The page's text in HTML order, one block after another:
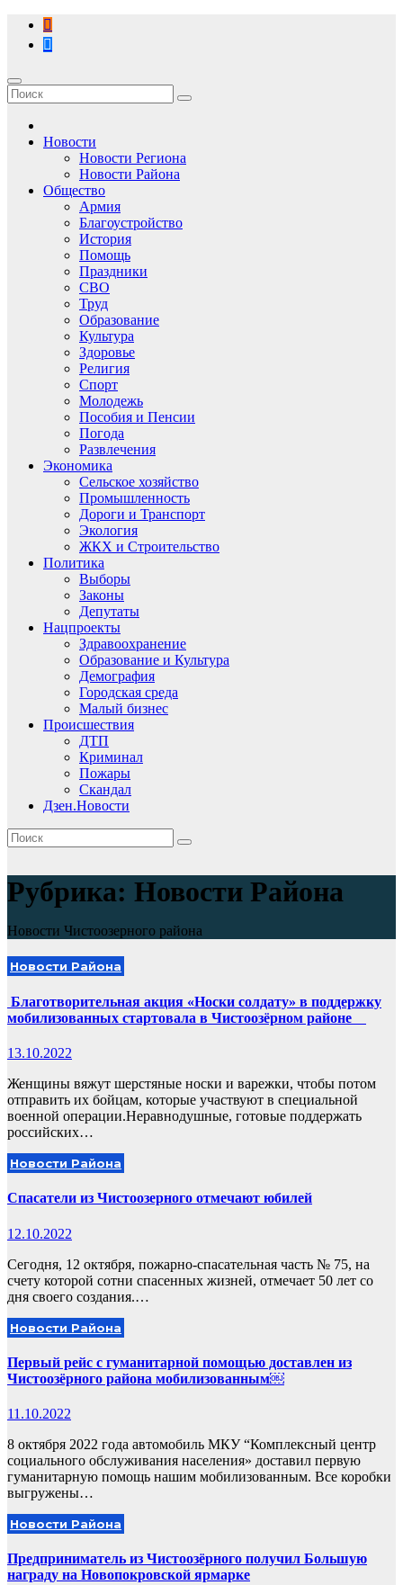
Перейти
содержимому
Новости
Новости Региона
Новости Района
Общество
Армия
Благоустройство
История
Помощь
Праздники
СВО
Труд
Образование
Культура
Здоровье
Религия
Спорт
Молодежь
Пособия и Пенсии
Погода
Развлечения
Экономика
Сельское хозяйство
Промышленность
Дороги и Транспорт
Экология
ЖКХ и Строительство
Политика
Выборы
Законы
Депутаты
Нацпроекты
Здравоохранение
Образование и Культура
Демография
Городская среда
Малый бизнес
Происшествия
ДТП
Криминал
Пожары
Скандал
Дзен.Новости
Рубрика: Новости Района
Новости Чистоозерного района
Новости Района
Благотворительная акция «Носки солдату» в поддержку
мобилизованных стартовала в Чистоозёрном районе
13.10.2022
Женщины вяжут шерстяные носки и варежки, чтобы потом
отправить их бойцам, которые участвуют в специальной
военной операции.Неравнодушные, готовые поддержать
российских…
Новости Района
Спасатели из Чистоозерного отмечают юбилей
12.10.2022
Сегодня, 12 октября, пожарно-спасательная часть № 75, на
счету которой сотни спасенных жизней, отмечает 50 лет со
дня своего создания.…
Новости Района
Первый рейс с гуманитарной помощью доставлен из
Чистоозёрного района мобилизованным￼
11.10.2022
8 октября 2022 года автомобиль МКУ “Комплексный центр
социального обслуживания населения» доставил первую
гуманитарную помощь нашим мобилизованным. Все коробки
выгружены…
Новости Района
Предприниматель из Чистоозёрного получил Большую
награду на Новопокровской ярмарке